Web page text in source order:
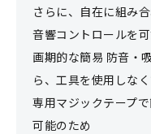
さらに、自在に組み
音響コントロールを
画期的な簡易 防音・
ら、工具を使用しなく
専用マジックテープ
可能のため